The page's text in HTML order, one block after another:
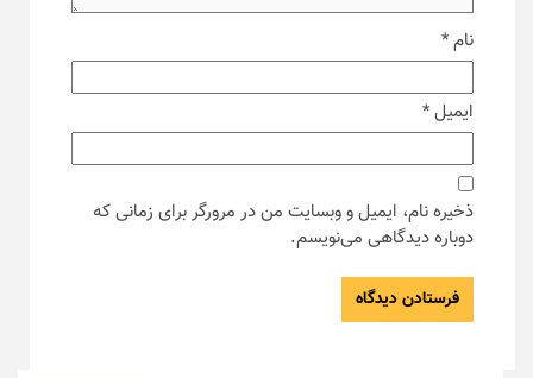
نام*
ایمیل*
ذخیره نام، ایمیل و وبسایت من در مرورگر برای زمانی که
دوباره دیدگاهی می‌نویسم.